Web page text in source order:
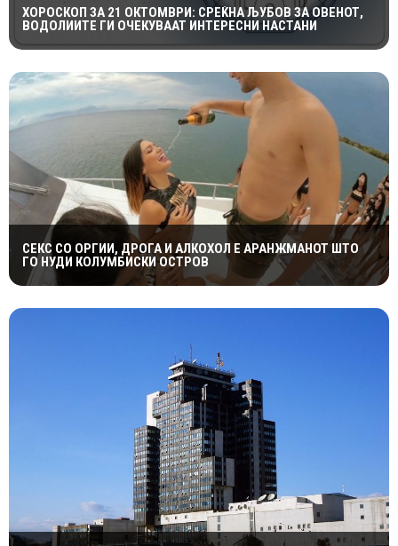
ХОРОСКОП ЗА 21 ОКТОМВРИ: СРЕЌНА ЉУБОВ ЗА ОВЕНОТ,
ВОДОЛИИТЕ ГИ ОЧЕКУВААТ ИНТЕРЕСНИ НАСТАНИ
СЕКС СО ОРГИИ, ДРОГА И АЛКОХОЛ Е АРАНЖМАНОТ ШТО
ГО НУДИ КОЛУМБИСКИ ОСТРОВ